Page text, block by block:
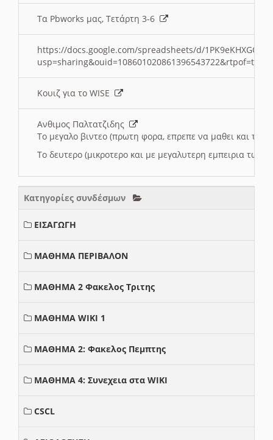
Τα Pbworks μας, Τετάρτη 3-6
https://docs.google.com/spreadsheets/d/
Κουιζ για το WISE
Ανθιμος Παλτατζιδης
Το μεγαλο βιντεο (πρωτη φορα, επρεπε να μαθει και το
Το δευτερο (μικροτερο και με μεγαλυτερη εμπειρια
Κατηγορίες συνδέσμων
ΕΙΣΑΓΩΓΗ
ΜΑΘΗΜΑ ΠΕΡΙΒΑΛΟΝ
ΜΑΘΗΜΑ 2 Φακελος Τριτης
ΜΑΘΗΜΑ WIKI 1
ΜΑΘΗΜΑ 2: Φακελος Πεμπτης
ΜΑΘΗΜΑ 4: Συνεχεια στα WIKI
CSCL